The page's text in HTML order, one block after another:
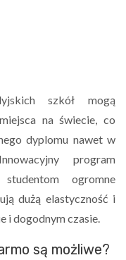
szkół mogą
na świecie, co
dyplomu nawet w
program
ogromne
dużą elastyczność i
i dogodnym czasie.
są możliwe?